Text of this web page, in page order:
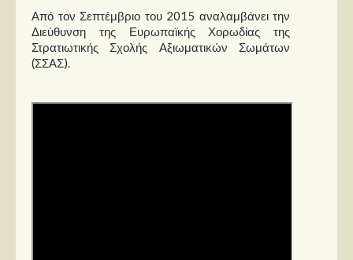
Από τον Σεπτέμβριο του 2015 αναλαμβάνει την
Διεύθυνση της Ευρωπαϊκής Χορωδίας της
Στρατιωτικής Σχολής Αξιωματικών Σωμάτων
(ΣΣΑΣ).